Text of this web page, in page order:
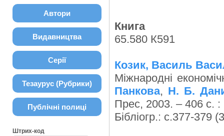
Автори
Видавництва
Серії
Тезаурус (Рубрики)
Публічні полиці
Штрих-код
Книга
65.580 К591
Козик, Василь
Міжнародні
Панкова, Н. Б.
Прес, 2003. – 406 с. :
Бібліогр.: с.377-379